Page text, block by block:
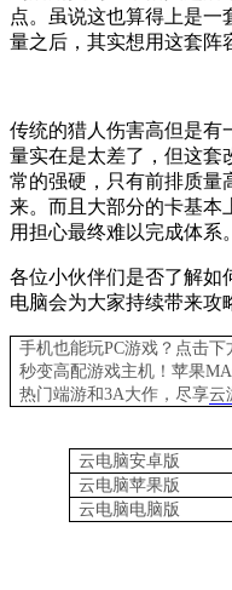
点。虽说这也算得上是一
量之后，其实想用这套阵
传统的猎人伤害高但是有
量实在是太差了，但这套
常的强硬，只有前排质量
来。而且大部分的卡基本
用担心最终难以完成体系。
各位小伙伴们是否了解如
电脑会为大家持续带来攻
手机也能玩PC游戏？点击下
秒变高配游戏主机 ！苹果
热门端游和3A大作， 尽享云
云电脑安卓版
云电脑苹果版
云电脑电脑 版